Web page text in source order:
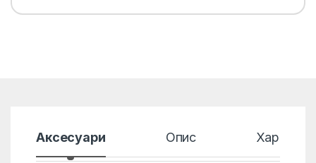
Аксесуари Опис